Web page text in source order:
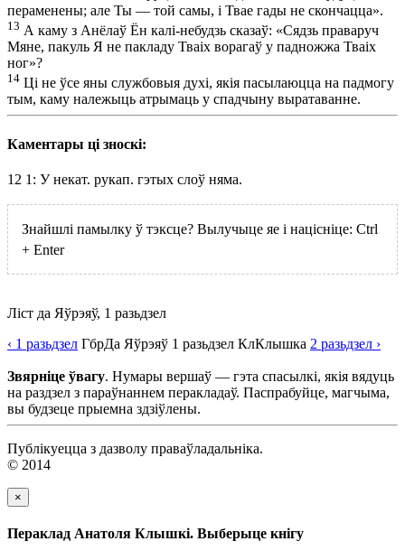
пераменены; але Ты — той самы, і Твае гады не скончацца».
13 А каму з Анёлаў Ён калі-небудзь сказаў: «Сядзь праваруч
Мяне, пакуль Я не пакладу Тваіх ворагаў у падножжа Тваіх
ног»?
14 Ці не ўсе яны службовыя духі, якія пасылаюцца на падмогу
тым, каму належыць атрымаць у спадчыну выратаванне.
Каментары ці зноскі:
12 1: У некат. рукап. гэтых слоў няма.
Знайшлі памылку ў тэксце? Вылучыце яе і націсніце: Ctrl
+ Enter
Ліст да Яўрэяў, 1 разьдзел
‹ 1 разьдзел ГбрДа Яўрэяў 1 разьдзел КлКлышка 2 разьдзел ›
Звярніце ўвагу. Нумары вершаў — гэта спасылкі, якія вядуць
на раздзел з параўнаннем перакладаў. Паспрабуйце, магчыма,
вы будзеце прыемна здзіўлены.
Публікуецца з дазволу праваўладальніка.
© 2014
×
Пераклад Анатоля Клышкi. Выберыце кнігу